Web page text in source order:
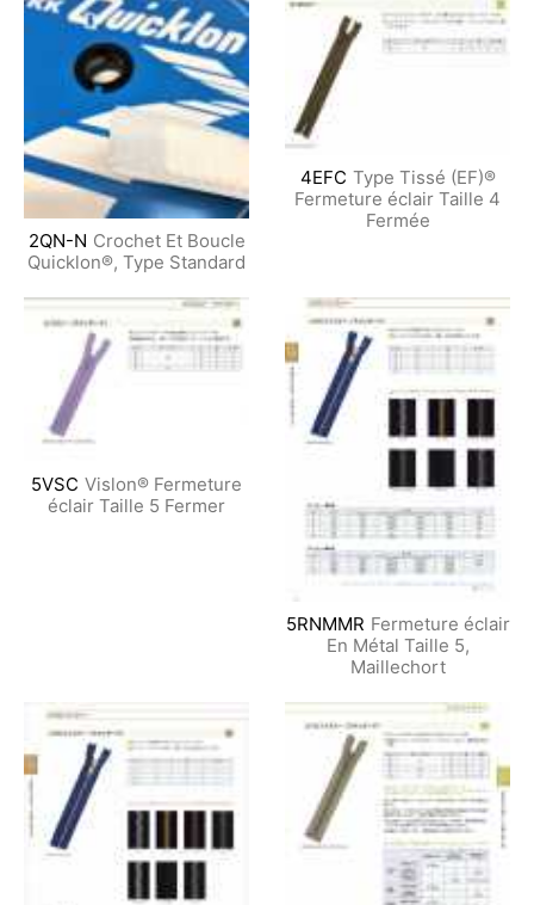
2QN-N Crochet Et Boucle
Quicklon®, Type Standard
4EFC Type Tissé (EF)®
Fermeture éclair Taille 4
Fermée
5VSC Vislon® Fermeture
éclair Taille 5 Fermer
5RNMMR Fermeture éclair
En Métal Taille 5,
Maillechort